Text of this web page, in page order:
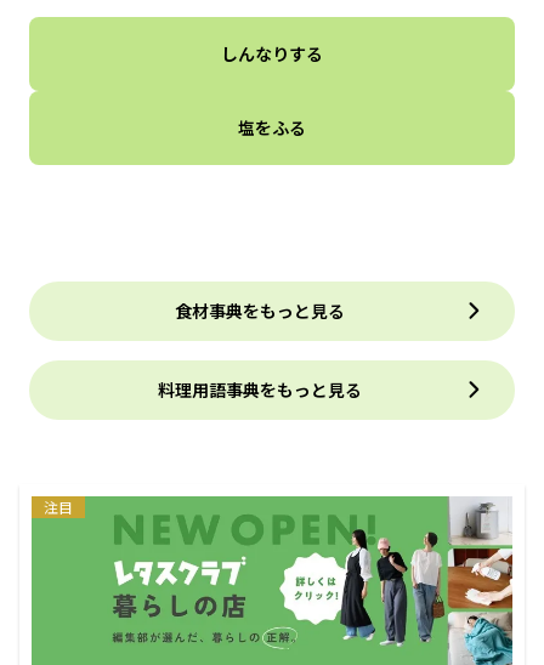
しんなりする
塩をふる
食材事典をもっと見る
料理用語事典をもっと見る
注目